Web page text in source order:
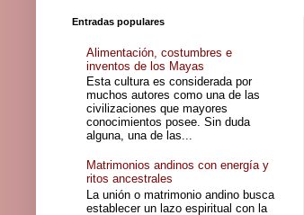
Entradas populares
Alimentación, costumbres e
inventos de los Mayas
Esta cultura es considerada por
muchos autores como una de las
civilizaciones que mayores
conocimientos posee. Sin duda
alguna, una de las...
Matrimonios andinos con energía y
ritos ancestrales
La unión o matrimonio andino busca
establecer un lazo espiritual con la